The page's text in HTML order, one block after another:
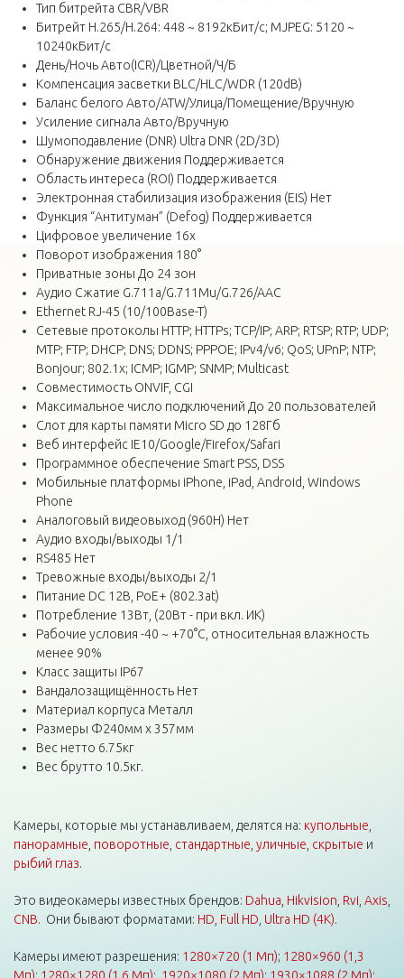
Тип битрейта CBR/VBR
Битрейт H.265/H.264: 448 ~ 8192кБит/с; MJPEG: 5120 ~
10240кБит/с
День/Ночь Авто(ICR)/Цветной/Ч/Б
Компенсация засветки BLC/HLC/WDR (120dB)
Баланс белого Авто/ATW/Улица/Помещение/Вручную
Усиление сигнала Авто/Вручную
Шумоподавление (DNR) Ultra DNR (2D/3D)
Обнаружение движения Поддерживается
Область интереса (ROI) Поддерживается
Электронная стабилизация изображения (EIS) Нет
Функция “Антитуман” (Defog) Поддерживается
Цифровое увеличение 16x
Поворот изображения 180°
Приватные зоны До 24 зон
Аудио Сжатие G.711a/G.711Mu/G.726/AAC
Ethernet RJ-45 (10/100Base-T)
Сетевые протоколы HTTP; HTTPs; TCP/IP; ARP; RTSP; RTP; UDP;
MTP; FTP; DHCP; DNS; DDNS; PPPOE; IPv4/v6; QoS; UPnP; NTP;
Bonjour; 802.1x; ICMP; IGMP; SNMP; Multicast
Совместимость ONVIF, CGI
Максимальное число подключений До 20 пользователей
Cлот для карты памяти Micro SD до 128Гб
Веб интерфейс IE10/Google/Firefox/Safari
Программное обеспечение Smart PSS, DSS
Мобильные платформы iPhone, iPad, Android, Windows
Phone
Аналоговый видеовыход (960H) Нет
Аудио входы/выходы 1/1
RS485 Нет
Тревожные входы/выходы 2/1
Питание DС 12В, PoE+ (802.3at)
Потребление 13Вт, (20Вт - при вкл. ИК)
Рабочие условия -40 ~ +70°C, относительная влажность
менее 90%
Класс защиты IP67
Вандалозащищённость Нет
Материал корпуса Металл
Размеры Φ240мм x 357мм
Вес нетто 6.75кг
Вес брутто 10.5кг.
Камеры, которые мы устанавливаем, делятся на: купольные
панорамные поворотные стандартные уличные скрытые и
рыбий глаз.
Это видеокамеры известных брендов: Dahua Hikvision Rvi Axis
CNB. Они бывают форматами: HD Full HD Ultra HD (4K).
Камеры имеют разрешения: 1280×720 (1 Мп); 1280×960 (1,3